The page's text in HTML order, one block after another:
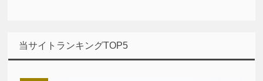
当サイトランキングTOP5